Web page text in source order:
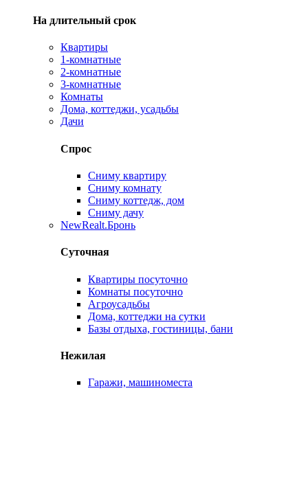
На длительный срок
Квартиры
1-комнатные
2-комнатные
3-комнатные
Комнаты
Дома, коттеджи, усадьбы
Дачи
Спрос
Сниму квартиру
Сниму комнату
Сниму коттедж, дом
Сниму дачу
NewRealt.Бронь
Суточная
Квартиры посуточно
Комнаты посуточно
Агроусадьбы
Дома, коттеджи на сутки
Базы отдыха, гостиницы, бани
Нежилая
Гаражи, машиноместа